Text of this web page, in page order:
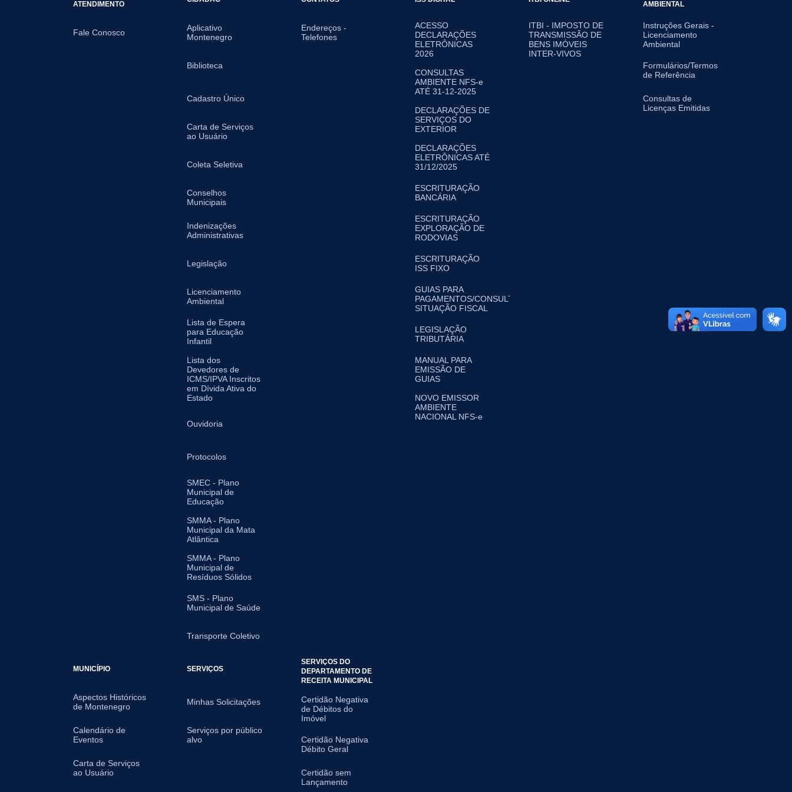
ATENDIMENTO
Fale Conosco
Aplicativo
Montenegro
Biblioteca
Cadastro Único
Carta de Serviços
ao Usuário
Coleta Seletiva
Conselhos
Municipais
Indenizações
Administrativas
Legislação
Licenciamento
Ambiental
Lista de Espera
para Educação
Infantil
Lista dos
Devedores de
ICMS/IPVA Inscritos
em Dívida Ativa do
Estado
Ouvidoria
Protocolos
SMEC - Plano
Municipal de
Educação
SMMA - Plano
Municipal da Mata
Atlântica
SMMA - Plano
Municipal de
Resíduos Sólidos
SMS - Plano
Municipal de Saúde
Transporte Coletivo
Endereços -
Telefones
ACESSO
DECLARAÇÕES
ELETRÔNICAS
2026
CONSULTAS
AMBIENTE NFS-e
ATÉ 31-12-2025
DECLARAÇÕES DE
SERVIÇOS DO
EXTERIOR
DECLARAÇÕES
ELETRÔNICAS ATÉ
31/12/2025
ESCRITURAÇÃO
BANCÁRIA
ESCRITURAÇÃO
EXPLORAÇÃO DE
RODOVIAS
ESCRITURAÇÃO
ISS FIXO
GUIAS PARA
PAGAMENTOS/CONSULTA
SITUAÇÃO FISCAL
LEGISLAÇÃO
TRIBUTÁRIA
MANUAL PARA
EMISSÃO DE
GUIAS
NOVO EMISSOR
AMBIENTE
NACIONAL NFS-e
ITBI - IMPOSTO DE
TRANSMISSÃO DE
BENS IMÓVEIS
INTER-VIVOS
AMBIENTAL
Instruções Gerais -
Licenciamento
Ambiental
Formulários/Termos
de Referência
Consultas de
Licenças Emitidas
MUNICÍPIO
Aspectos Históricos
de Montenegro
Calendário de
Eventos
Carta de Serviços
ao Usuário
SERVIÇOS
Minhas Solicitações
Serviços por público
alvo
SERVIÇOS DO
DEPARTAMENTO DE
RECEITA MUNICIPAL
Certidão Negativa
de Débitos do
Imóvel
Certidão Negativa
Débito Geral
Certidão sem
Lançamento